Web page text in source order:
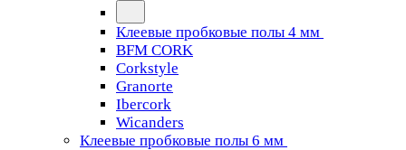
Клеевые пробковые полы 4 мм
BFM CORK
Corkstyle
Granorte
Ibercork
Wicanders
Клеевые пробковые полы 6 мм